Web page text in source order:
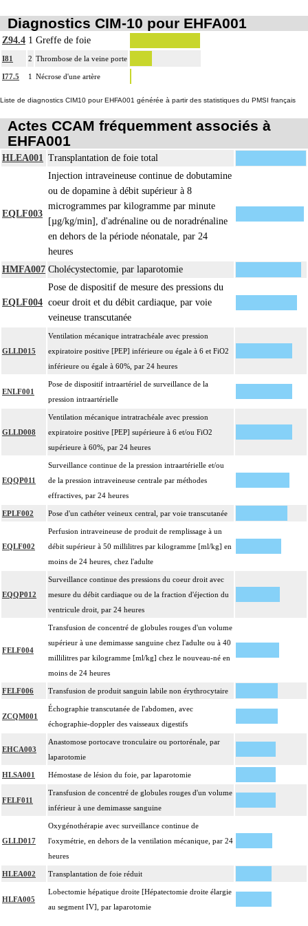
4
La circulation extracorporelle [CEC] pour acte intrathoracique inclut, pour le
chirurgien, l'installation, la conduite de la circulation extracorporelle, et son
ablation. Elle inclut les responsabilités suivantes :
- décision de l'indication et choix de la technique
- pose et ablation des canules
- choix du niveau d'hypothermie
- décision d'arrêt circulatoire
- définition des protocoles de remplissage
- décision de cardioplégie
- décision d'assistance circulatoire.
La suture d'un vaisseau inclut l'angioplastie d'élargissement.
4 Le pontage artériel inclut la thromboendartériectomie de contigüité.
Les actes sur le thorax, par thoracoscopie incluent l'évacuation de collection
intrathoracique associée, la pose de drain pleural et/ou péricardique.
4
Les actes sur le thorax, par thoracotomie incluent l'évacuation de collection
intrathoracique associée, la pose de drain pleural et/ou péricardique.
4
Les actes avec dérivation vasculaire [shunt] incluent la pose d'une dérivation
durée sous ampli de brillance (chapitre 19) ne peuvent pas être facturés avec les
actes diagnostiques ou thérapeutiques de radiologie vasculaire
Diagnostics CIM-10 pour EHFA001
Z94.4 1 Greffe de foie
I81 2 Thrombose de la veine porte
I77.5 1 Nécrose d'une artère
Liste de diagnostics CIM10 pour EHFA001 générée à partir des statistiques du PMSI français
Actes CCAM fréquemment associés à
EHFA001
HLEA001 Transplantation de foie total
EQLF003
Injection intraveineuse continue de dobutamine
ou de dopamine à débit supérieur à 8
microgrammes par kilogramme par minute
[µg/kg/min], d'adrénaline ou de noradrénaline
en dehors de la période néonatale, par 24
heures
HMFA007 Cholécystectomie, par laparotomie
EQLF004
Pose de dispositif de mesure des pressions du
coeur droit et du débit cardiaque, par voie
veineuse transcutanée
GLLD015
Ventilation mécanique intratrachéale avec pression
expiratoire positive [PEP] inférieure ou égale à 6 et FiO2
inférieure ou égale à 60%, par 24 heures
ENLF001
Pose de dispositif intraartériel de surveillance de la
pression intraartérielle
GLLD008
Ventilation mécanique intratrachéale avec pression
expiratoire positive [PEP] supérieure à 6 et/ou FiO2
supérieure à 60%, par 24 heures
EQQP011
Surveillance continue de la pression intraartérielle et/ou
de la pression intraveineuse centrale par méthodes
effractives, par 24 heures
EPLF002 Pose d'un cathéter veineux central, par voie transcutanée
EQLF002
Perfusion intraveineuse de produit de remplissage à un
débit supérieur à 50 millilitres par kilogramme [ml/kg] en
moins de 24 heures, chez l'adulte
EQQP012
Surveillance continue des pressions du coeur droit avec
mesure du débit cardiaque ou de la fraction d'éjection du
ventricule droit, par 24 heures
FELF004
Transfusion de concentré de globules rouges d'un volume
supérieur à une demimasse sanguine chez l'adulte ou à 40
millilitres par kilogramme [ml/kg] chez le nouveau-né en
moins de 24 heures
FELF006 Transfusion de produit sanguin labile non érythrocytaire
ZCQM001
Échographie transcutanée de l'abdomen, avec
échographie-doppler des vaisseaux digestifs
EHCA003
Anastomose portocave tronculaire ou portorénale, par
laparotomie
HLSA001 Hémostase de lésion du foie, par laparotomie
FELF011
Transfusion de concentré de globules rouges d'un volume
inférieur à une demimasse sanguine
GLLD017
Oxygénothérapie avec surveillance continue de
l'oxymétrie, en dehors de la ventilation mécanique, par 24
heures
HLEA002 Transplantation de foie réduit
HLFA005
Lobectomie hépatique droite [Hépatectomie droite élargie
au segment IV], par laparotomie